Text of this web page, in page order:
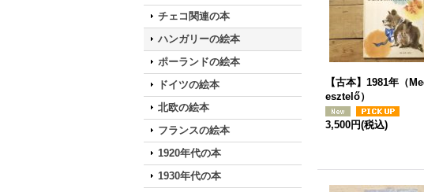
チェコ関連の本
ハンガリーの絵本
ポーランドの絵本
ドイツの絵本
北欧の絵本
フランスの絵本
1920年代の本
1930年代の本
【古本】1981年（
esztelő）
3,500円(税込)